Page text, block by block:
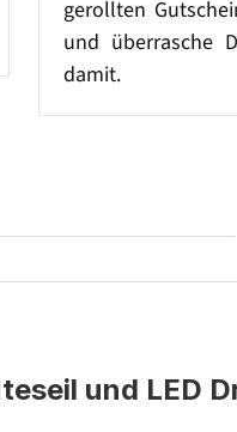
gerollten
und überrasche
damit.
und